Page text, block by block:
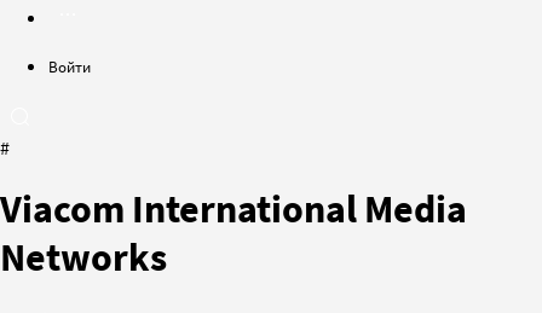
Войти
#
Viacom International Media
Networks